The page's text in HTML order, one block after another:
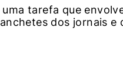
tarefa que
dos jornais e